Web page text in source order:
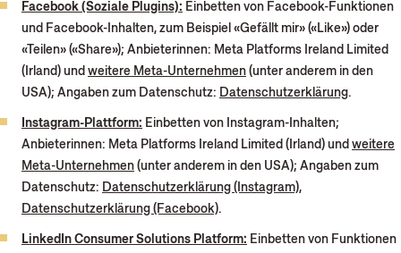
Facebook (Soziale Plugins): Einbetten von Facebook-Funktionen
und Facebook-Inhalten, zum Beispiel «Gefällt mir» («Like») oder
«Teilen» («Share»); Anbieterinnen: Meta Platforms Ireland Limited
(Irland) undweitere Meta-Unternehmen(unter anderem in den
USA); Angaben zum Datenschutz: Datenschutzerklärung.
Instagram-Plattform: Einbetten von Instagram-Inhalten;
Anbieterinnen: Meta Platforms Ireland Limited (Irland) undweitere
Meta-Unternehmen(unter anderem in den USA); Angaben zum
Datenschutz: Datenschutzerklärung (Instagram),
Datenschutzerklärung (Facebook).
LinkedIn Consumer Solutions Platform: Einbetten von Funktionen